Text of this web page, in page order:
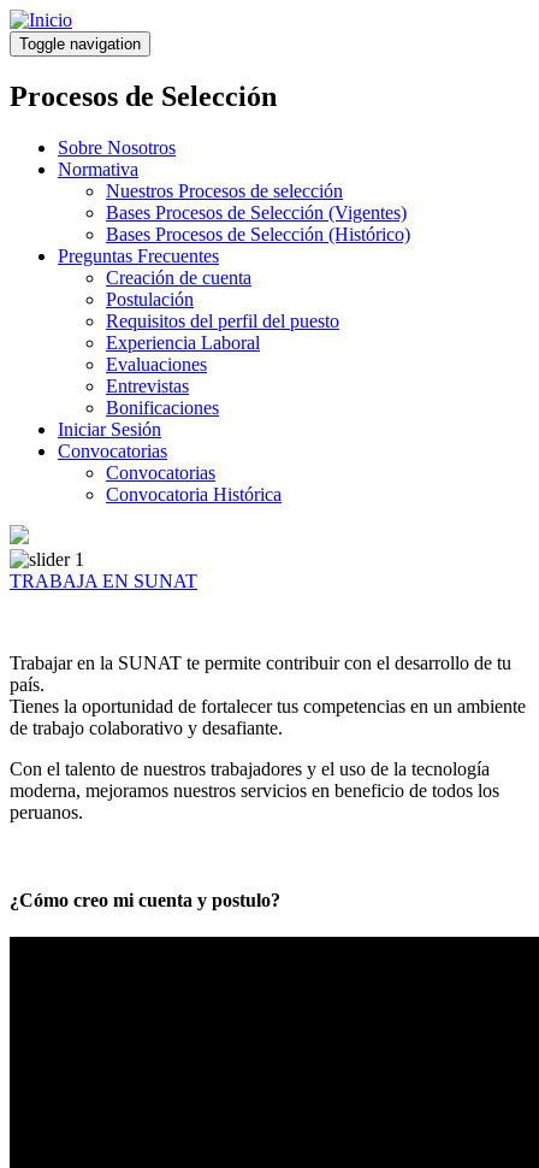
Pasar
al
contenido
principal
Toggle navigation
Procesos de Selección
Sobre Nosotros
Normativa
Nuestros Procesos de selección
Bases Procesos de Selección (Vigentes)
Bases Procesos de Selección (Histórico)
Preguntas Frecuentes
Creación de cuenta
Postulación
Requisitos del perfil del puesto
Experiencia Laboral
Evaluaciones
Entrevistas
Bonificaciones
Iniciar Sesión
Convocatorias
Convocatorias
Convocatoria Histórica
TRABAJA EN SUNAT
Trabajar en la SUNAT te permite contribuir con el desarrollo de tu
país.
Tienes la oportunidad de fortalecer tus competencias en un ambiente
de trabajo colaborativo y desafiante.
Con el talento de nuestros trabajadores y el uso de la tecnología
moderna, mejoramos nuestros servicios en beneficio de todos los
peruanos.
¿Cómo creo mi cuenta y postulo?